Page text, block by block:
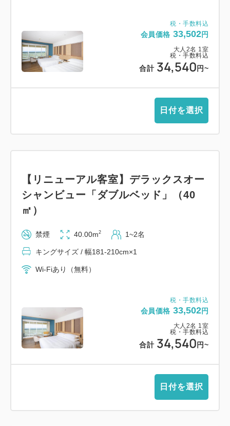
税・手数料込
会員価格 33,502円
大人 2名 1室
税・手数料込
合計 34,540 円~
日付を選択
税・手数料込
会員価格 33,502円
大人 2名 1室
税・手数料込
合計 34,540 円~
【リニューアル客室】デラックスオー
シャンビュー「ダブルベッド」（40
㎡）
禁煙 40.00m2 1~2名
キングサイズ / 幅181-210cm×1
Wi-Fiあり（無料）
日付を選択